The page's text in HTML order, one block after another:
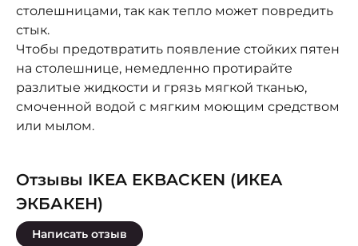
столешницами, так как тепло может повредить
стык.
Чтобы предотвратить появление стойких пятен
на столешнице, немедленно протирайте
разлитые жидкости и грязь мягкой тканью,
смоченной водой с мягким моющим средством
или мылом.
Отзывы IKEA EKBACKEN (ИКЕА
ЭКБАКЕН)
Написать отзыв